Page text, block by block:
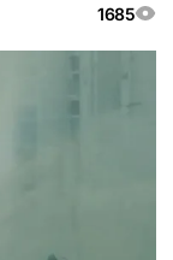
1685